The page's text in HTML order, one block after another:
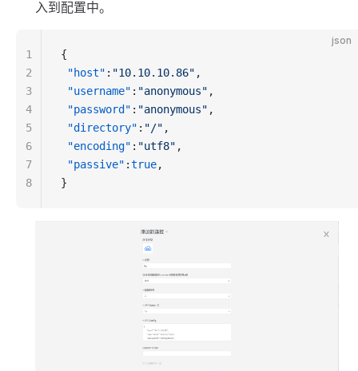
入到配置中。
json
{
"host" : "10.10.10.86" ,
"username" : "anonymous" ,
"password" : "anonymous" ,
"directory" : "/" ,
"encoding" : "utf8" ,
"passive" :true,
}
1
2
3
4
5
6
7
8